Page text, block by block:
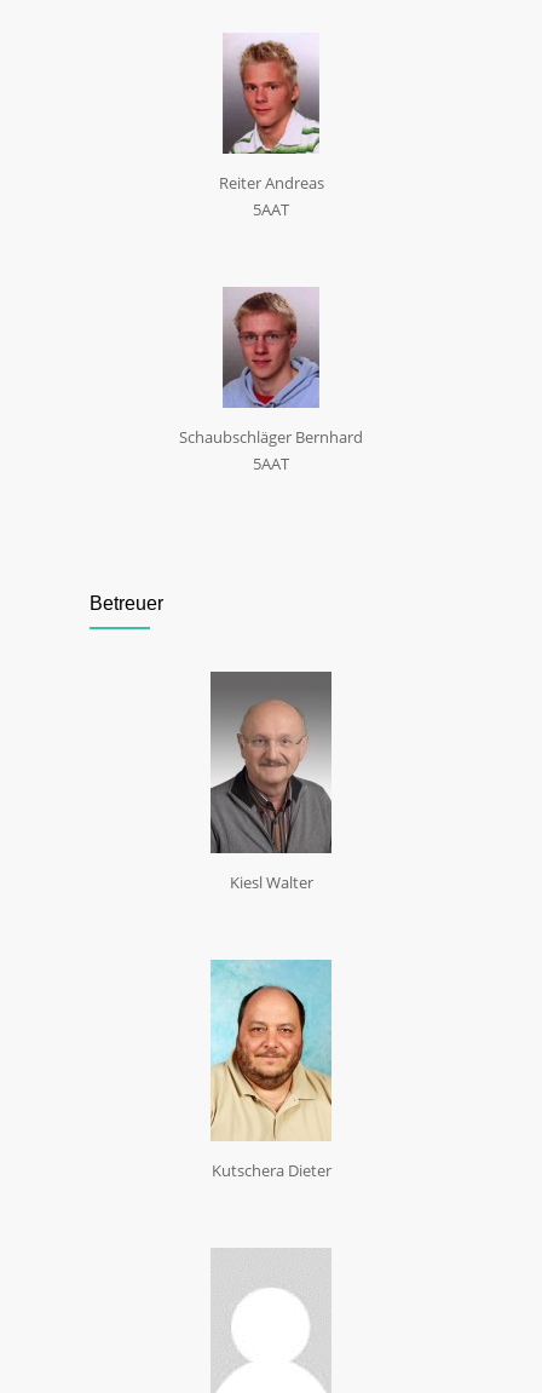
Reiter Andreas
5AAT
Schaubschläger Bernhard
5AAT
Betreuer
Kiesl Walter
Kutschera Dieter